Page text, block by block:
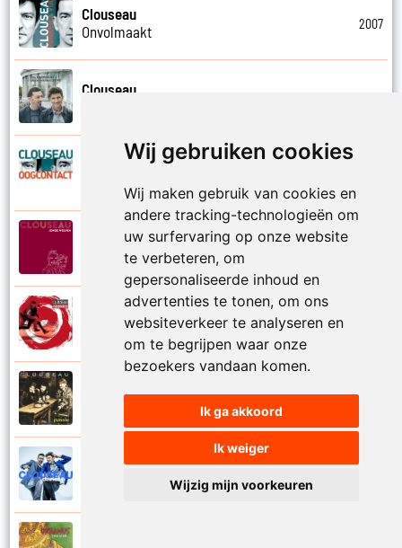
Wij gebruiken cookies
Wij maken gebruik van cookies en
andere tracking-technologieën om
uw surfervaring op onze website
te verbeteren, om
gepersonaliseerde inhoud en
advertenties te tonen, om ons
websiteverkeer te analyseren en
om te begrijpen waar onze
bezoekers vandaan komen.
Ik ga akkoord
Ik weiger
Wijzig mijn voorkeuren
Clouseau
Onvolmaakt
2007
Clouseau
Clouseau
Clouseau
Over morgen
Clouseau
Clouseau